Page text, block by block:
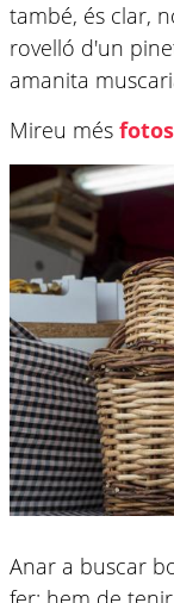
també, és clar,
rovelló d'un
amanita
Mireu més
Anar a buscar